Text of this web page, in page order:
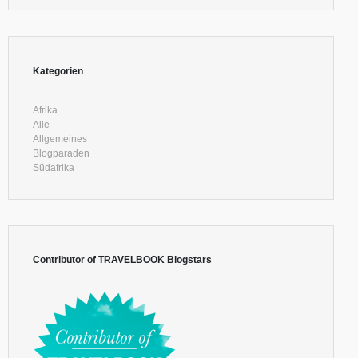
Kategorien
Afrika
Alle
Allgemeines
Blogparaden
Südafrika
Contributor of TRAVELBOOK Blogstars